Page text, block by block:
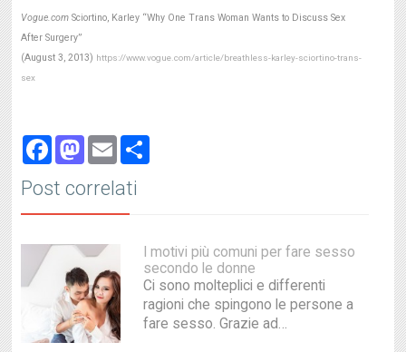
Vogue.com Sciortino, Karley “Why One Trans Woman Wants to Discuss Sex
After Surgery”
(August 3, 2013) https://www.vogue.com/article/breathless-karley-sciortino-trans-
sex
Facebook
Mastodon
Email
Post correlati
I motivi più comuni per fare sesso
secondo le donne
Ci sono molteplici e differenti
ragioni che spingono le persone a
fare sesso. Grazie ad…